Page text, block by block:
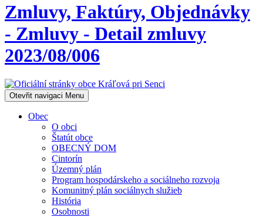
Zmluvy, Faktúry, Objednávky
- Zmluvy - Detail zmluvy
2023/08/006
Otevřit navigaci Menu
Obec
O obci
Štatút obce
OBECNÝ DOM
Cintorín
Územný plán
Program hospodárskeho a sociálneho rozvoja
Komunitný plán sociálnych služieb
História
Osobnosti